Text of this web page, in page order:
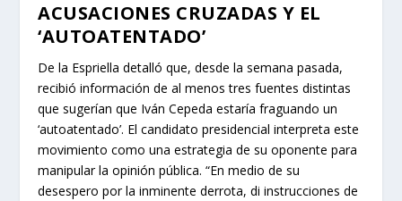
ACUSACIONES CRUZADAS Y EL
‘AUTOATENTADO’
De la Espriella detalló que, desde la semana pasada,
recibió información de al menos tres fuentes distintas
que sugerían que Iván Cepeda estaría fraguando un
‘autoatentado’. El candidato presidencial interpreta este
movimiento como una estrategia de su oponente para
manipular la opinión pública. “En medio de su
desespero por la inminente derrota, di instrucciones de